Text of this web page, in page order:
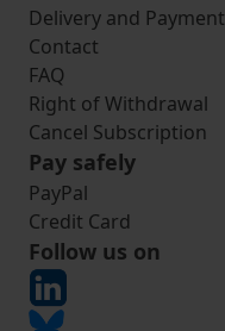
Delivery and Payment
Contact
FAQ
Right of Withdrawal
Cancel Subscription
Pay safely
PayPal
Credit Card
Follow us on